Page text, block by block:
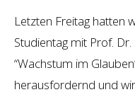
Letzten Freitag hatten
Studientag mit Prof.
“Wachstum im
herausfordernd und